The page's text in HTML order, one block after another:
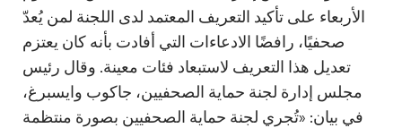
الأربعاء على تأكيد التعريف المعتمد لدى اللجنة لمن يُعدّ
صحفيًا، رافضًا الادعاءات التي أفادت بأنه كان يعتزم
تعديل هذا التعريف لاستبعاد فئات معينة. وقال رئيس
مجلس إدارة لجنة حماية الصحفيين، جاكوب وايسبرغ،
في بيان: «تُجري لجنة حماية الصحفيين بصورة منتظمة